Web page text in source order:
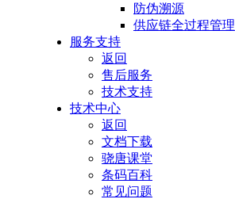
防伪溯源
供应链全过程管理
服务支持
返回
售后服务
技术支持
技术中心
返回
文档下载
骁唐课堂
条码百科
常见问题